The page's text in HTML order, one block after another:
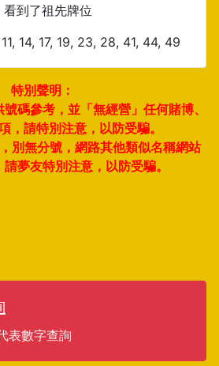
到了祖先牌位
14, 17, 19, 23, 28, 41, 44, 49
特別聲明：
碼參考，並「無經營」任何賭博、
，請特別注意，以防受騙。
別無分號，網路其他類似名稱網站
夢友特別注意，以防受騙。
表數字查詢